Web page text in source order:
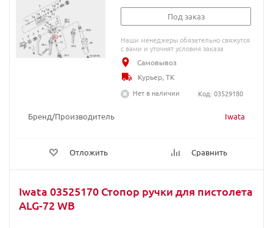
Бренд/Производитель Iwata
Отложить Сравнить
Под заказ
Наши менеджеры обязательно свяжутся
с вами и уточнят условия заказа
Самовывоз
Курьер, ТК
Нет в наличии
Код: 03529180
Iwata 03525170 Стопор ручки для пистолета
ALG-72 WB